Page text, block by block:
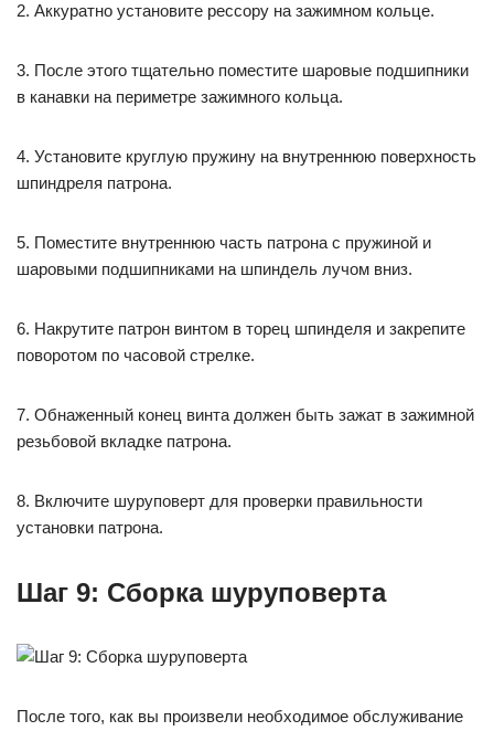
2. Аккуратно установите рессору на зажимном кольце.
3. После этого тщательно поместите шаровые подшипники
в канавки на периметре зажимного кольца.
4. Установите круглую пружину на внутреннюю поверхность
шпиндреля патрона.
5. Поместите внутреннюю часть патрона с пружиной и
шаровыми подшипниками на шпиндель лучом вниз.
6. Накрутите патрон винтом в торец шпинделя и закрепите
поворотом по часовой стрелке.
7. Обнаженный конец винта должен быть зажат в зажимной
резьбовой вкладке патрона.
8. Включите шуруповерт для проверки правильности
установки патрона.
Шаг 9: Сборка шуруповерта
После того, как вы произвели необходимое обслуживание